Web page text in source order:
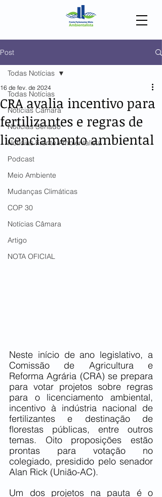
Post
Todas Notícias
Notícias Câmara
Notícias Senado
Notícias Frente Ambientalista
Podcast
Meio Ambiente
Mudanças Climáticas
COP 30
Notícias Câmara
Artigo
NOTA OFICIAL
Todas Notícias
CRA avalia incentivo para
fertilizantes e regras de
licenciamento ambiental
16 de fev. de 2024
Neste início de ano legislativo, a
Comissão de Agricultura e
Reforma Agrária (CRA) se prepara
para votar projetos sobre regras
para o licenciamento ambiental,
incentivo à indústria nacional de
fertilizantes e destinação de
florestas públicas, entre outros
temas. Oito proposições estão
prontas para votação no
colegiado, presidido pelo senador
Alan Rick (União-AC).